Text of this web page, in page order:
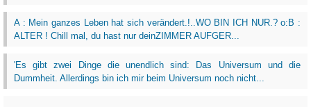
A : Mein ganzes Leben hat sich verändert.!..WO BIN ICH NUR.? o:B :
ALTER ! Chill mal, du hast nur deinZIMMER AUFGER...
'Es gibt zwei Dinge die unendlich sind: Das Universum und die
Dummheit. Allerdings bin ich mir beim Universum noch nicht...